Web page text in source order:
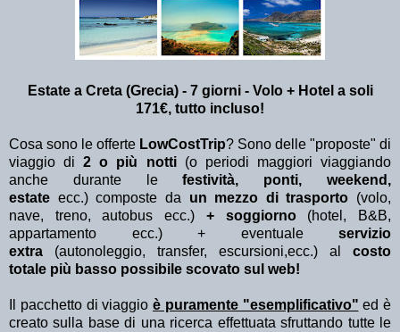
Estate a Creta (Grecia) - 7 giorni - Volo + Hotel a soli
171€, tutto incluso!
Cosa sono le offerte LowCostTrip? Sono delle "proposte" di
viaggio di2 o più notti (o periodi maggiori viaggiando
anche durante lefestività, ponti, weekend,
estate ecc.) composte da un mezzo di trasporto (volo,
nave, treno, autobus ecc.) + soggiorno(hotel, B&B,
appartamento ecc.) + eventuale servizio
extra (autonoleggio, transfer, escursioni,ecc.) al costo
totale più basso possibile scovato sul web!
Il pacchetto di viaggio è puramente "esemplificativo" ed è
creato sulla base di una ricerca effettuata sfruttando tutte le